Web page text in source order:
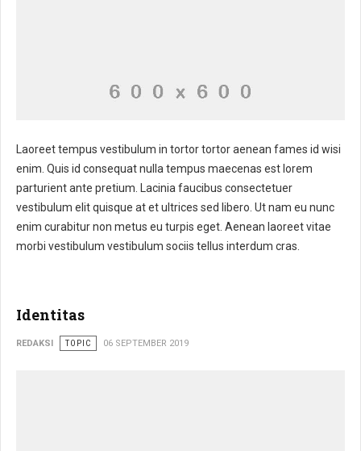
Laoreet tempus vestibulum in tortor tortor aenean fames id wisi
enim. Quis id consequat nulla tempus maecenas est lorem
parturient ante pretium. Lacinia faucibus consectetuer
vestibulum elit quisque at et ultrices sed libero. Ut nam eu nunc
enim curabitur non metus eu turpis eget. Aenean laoreet vitae
morbi vestibulum vestibulum sociis tellus interdum cras.
Identitas
REDAKSI TOPIC 06 SEPTEMBER 2019